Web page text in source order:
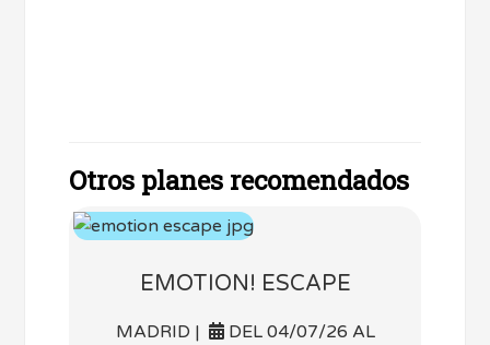
Otros planes recomendados
EMOTION! ESCAPE
MADRID |
DEL 04/07/26 AL